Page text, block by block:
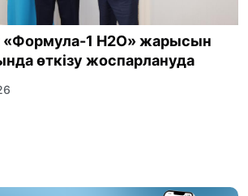
1 H2O» жарысын
өткізу жоспарлануда